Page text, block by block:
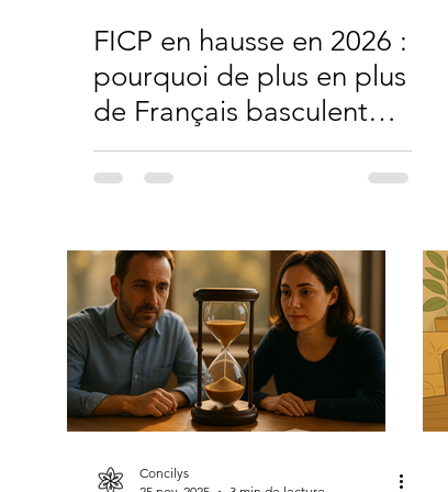
FICP en hausse en 2026 :
pourquoi de plus en plus
de Français basculent…
et comment s’en sortir ?
Concilys